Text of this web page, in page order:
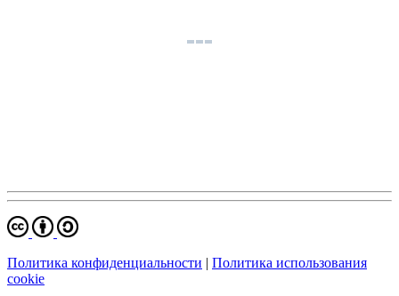
Политика конфиденциальности | Политика использования
cookie